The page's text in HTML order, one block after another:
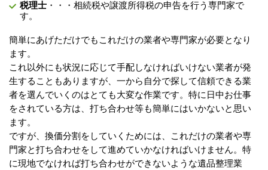
税理士 ・・・相続税や譲渡所得税の申告を行う専門家で
す。
簡単にあげただけでもこれだけの業者や専門家が必要となり
ます。
これ以外にも状況に応じて手配しなければいけない業者が発
生することもありますが、一から自分で探して信頼できる業
者を選んでいくのはとても大変な作業です。特に日中お仕事
をされている方は、打ち合わせ等も簡単にはいかないと思い
ます。
ですが、換価分割をしていくためには、これだけの業者や専
門家と打ち合わせをして進めていかなければいけません。特
に現地でなければ打ち合わせができないような遺品整理業